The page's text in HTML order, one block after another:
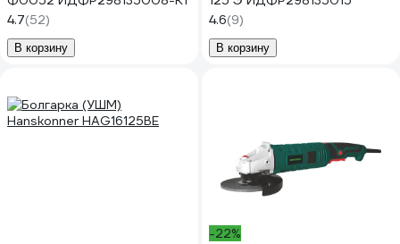
4.7(52)
В корзину
4.6(9)
В корзину
-22%